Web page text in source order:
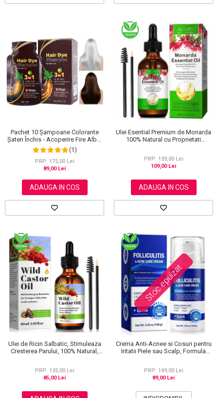
Pachet 10 Șampoane Colorante
Șaten Închis - Acoperire Fire Albe,
10x30ml (1)
PRP: 175,00 Lei
89,00 Lei
ADAUGA IN COS
Ulei Esential Premium de Monarda
100% Natural cu Proprietati
ml
PRP: 139,00 Lei
109,00 Lei
ADAUGA IN COS
Ulei de Ricin Salbatic, Stimuleaza
Cresterea Parului, 100% Natural,
PRP: 135,00 Lei
85,00 Lei
Stoc epuizat
Crema Anti-Acnee si Cosuri pentru
Iritatii Piele sau Scalp, Formula
PRP: 149,00 Lei
89,00 Lei